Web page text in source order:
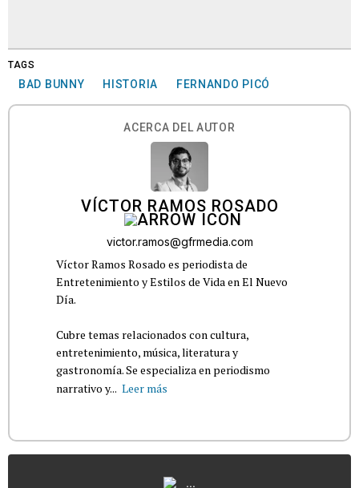
TAGS
BAD BUNNY HISTORIA FERNANDO PICÓ
ACERCA DEL AUTOR
VÍCTOR RAMOS ROSADO
victor.ramos@gfrmedia.com
Víctor Ramos Rosado es periodista de
Entretenimiento y Estilos de Vida en El Nuevo
Día.
Cubre temas relacionados con cultura,
entretenimiento, música, literatura y
gastronomía. Se especializa en periodismo
narrativo y... Leer más
...